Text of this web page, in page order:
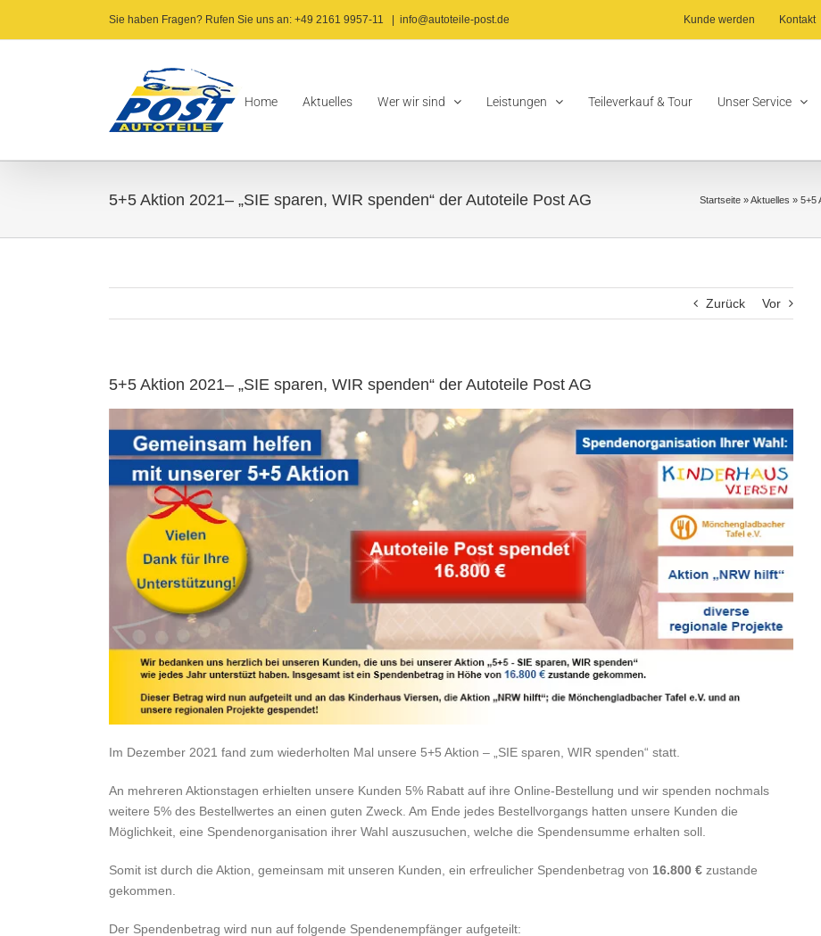
Sie haben Fragen? Rufen Sie uns an: +49 2161 9957-11 info@autoteile-post.de Kunde werden Kontakt
Home Aktuelles Wer wir sind Leistungen Teileverkauf & Tour Unser Service
5+5 Aktion 2021– „SIE sparen, WIR spenden“ der Autoteile Post AG Startseite »Aktuelles » 5+5
Zurück Vor
5+5 Aktion 2021– „SIE sparen, WIR spenden“ der Autoteile Post AG
Im Dezember 2021 fand zum wiederholten Mal unsere 5+5 Aktion – „SIE sparen, WIR spenden“ statt.
An mehreren Aktionstagen erhielten unsere Kunden 5% Rabatt auf ihre Online-Bestellung und wir spenden nochmals
weitere 5% des Bestellwertes an einen guten Zweck. Am Ende jedes Bestellvorgangs hatten unsere Kunden die
Möglichkeit, eine Spendenorganisation ihrer Wahl auszusuchen, welche die Spendensumme erhalten soll.
Somit ist durch die Aktion, gemeinsam mit unseren Kunden, ein erfreulicher Spendenbetrag von 16.800 € zustande
gekommen.
Der Spendenbetrag wird nun auf folgende Spendenempfänger aufgeteilt: